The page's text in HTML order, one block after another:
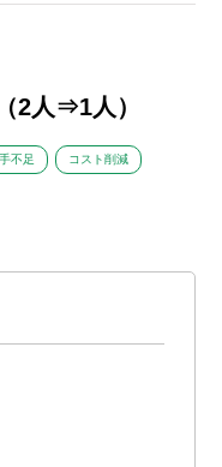
2人⇒1人）
不足 コスト削減